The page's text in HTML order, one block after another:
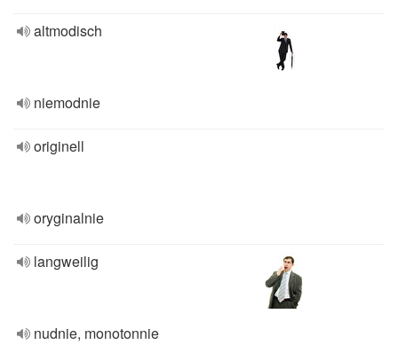
altmodisch
niemodnie
originell
oryginalnie
langweilig
nudnie, monotonnie